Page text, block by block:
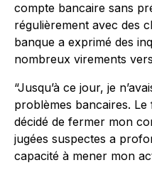
compte bancaire sans
régulièrement avec des
banque a exprimé des
nombreux virements
“Jusqu’à ce jour, je
problèmes bancaires.
décidé de fermer mon
jugées suspectes a
capacité à mener mon